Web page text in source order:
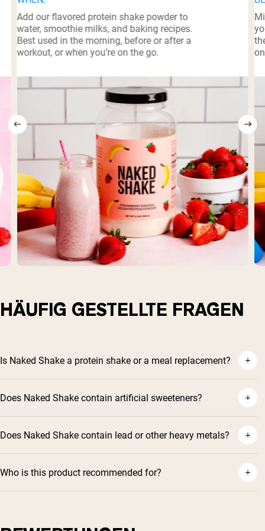
Add our flavored protein shake powder to
water, smoothie milks, and baking recipes.
Best used in the morning, before or after a
workout, or when you’re on the go.
HÄUFIG GESTELLTE FRAGEN
Is Naked Shake a protein shake or a meal replacement?
Does Naked Shake contain artificial sweeteners?
Does Naked Shake contain lead or other heavy metals?
Who is this product recommended for?